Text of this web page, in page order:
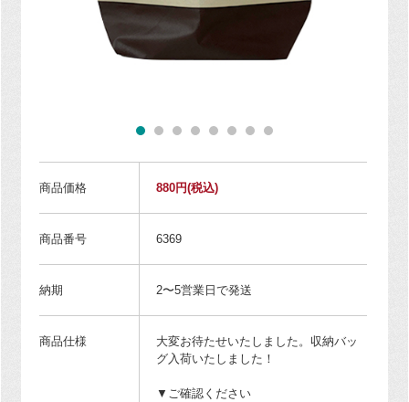
商品価格 880円(税込)
商品番号 6369
納期 2〜5営業日で発送
商品仕様
大変お待たせいたしました。収納バッ
グ入荷いたしました！
▼ご確認ください